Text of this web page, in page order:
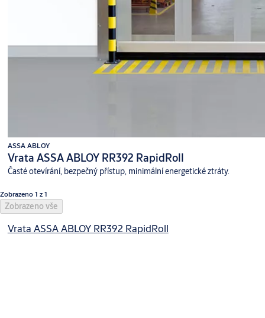
ASSA ABLOY
Vrata ASSA ABLOY RR392 RapidRoll
Časté otevírání, bezpečný přístup, minimální energetické ztráty.
Zobrazeno 1 z 1
Zobrazeno vše
Vrata ASSA ABLOY RR392 RapidRoll